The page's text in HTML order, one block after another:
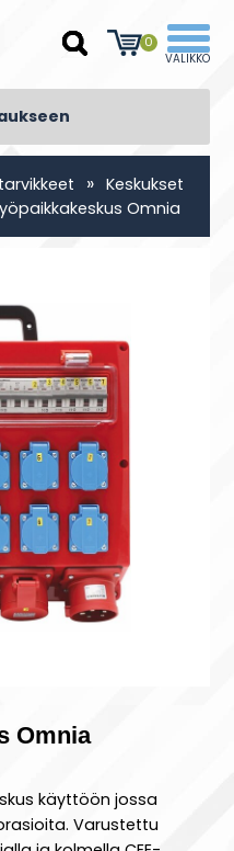
0
» Keskukset
Omnia
Omnia
käyttöön jossa
Varustettu